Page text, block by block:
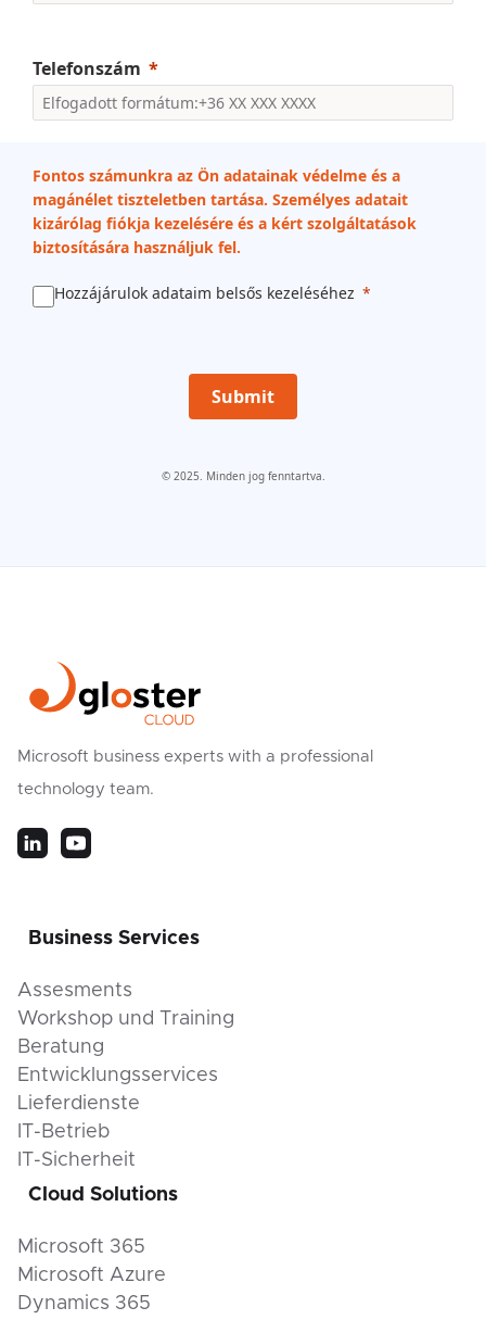
Telefonszám
Fontos számunkra az Ön adatainak védelme és a
magánélet tiszteletben tartása. Személyes adatait
kizárólag fiókja kezelésére és a kért szolgáltatások
biztosítására használjuk fel.
Hozzájárulok adataim belsős kezeléséhez
Submit
© 2025. Minden jog fenntartva.
Microsoft business experts with a professional
technology team.
Business Services
Assesments
Workshop und Training
Beratung
Entwicklungsservices
Lieferdienste
IT-Betrieb
IT-Sicherheit
Cloud Solutions
Microsoft 365
Microsoft Azure
Dynamics 365